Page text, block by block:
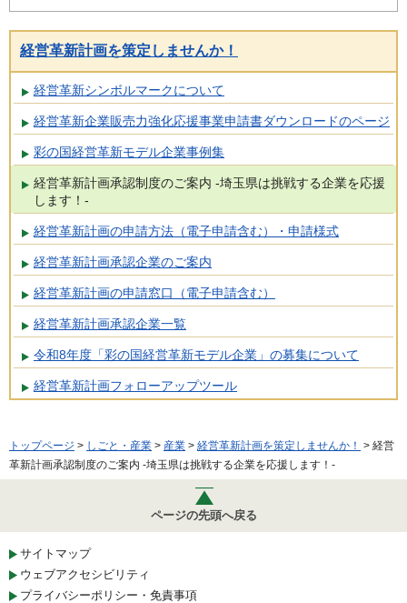
経営革新計画を策定しませんか！
経営革新シンボルマークについて
経営革新企業販売力強化応援事業申請書ダウンロードのページ
彩の国経営革新モデル企業事例集
経営革新計画承認制度のご案内 -埼玉県は挑戦する企業を応援
します！-
経営革新計画の申請方法（電子申請含む）・申請様式
経営革新計画承認企業のご案内
経営革新計画の申請窓口（電子申請含む）
経営革新計画承認企業一覧
令和8年度「彩の国経営革新モデル企業」の募集について
経営革新計画フォローアップツール
トップページ > しごと・産業 > 産業 > 経営革新計画を策定しませんか！ > 経営
革新計画承認制度のご案内 -埼玉県は挑戦する企業を応援します！-
ページの先頭へ戻る
サイトマップ
ウェブアクセシビリティ
プライバシーポリシー・免責事項